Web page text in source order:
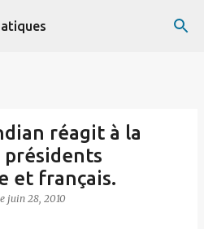
contenu principal
réagit à la
présidents
et français.
juin 28, 2010